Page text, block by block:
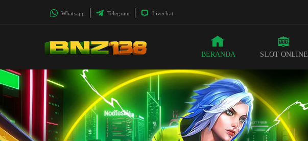
Whatsapp Telegram Livechat
BERANDA SLOT ONLINE